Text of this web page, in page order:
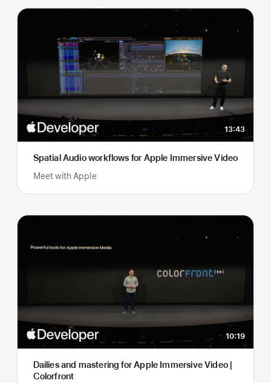
13:43
Spatial Audio workflows for Apple Immersive Video
Meet with Apple
10:19
Dailies and mastering for Apple Immersive Video |
Colorfront